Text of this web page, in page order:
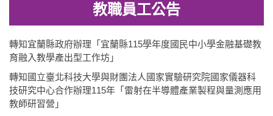
教職員工公告
轉知宜蘭縣政府辦理「宜蘭縣115學年度國民中小學金融基礎教
育融入教學產出型工作坊」
轉知國立臺北科技大學與財團法人國家實驗研究院國家儀器科
技研究中心合作辦理115年「雷射在半導體產業製程與量測應用
教師研習營」